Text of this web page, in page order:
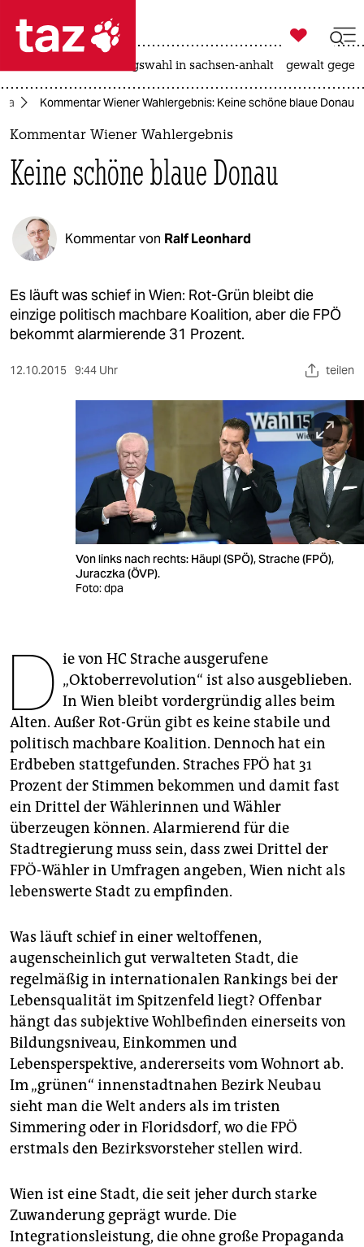
 taz zahl ich
taz zahl ich
politik
öko
gesellschaft
kultur
sport
berlin
veranstaltungen
genossenschaft
epaper login

taz zahl ich
landtagswahl in sachsen-anhalt gewalt
Kommentar Wiener Wahlergebnis: Keine schöne blaue Donau
Kommentar Wiener Wahlergebnis
Keine schöne blaue Donau
Kommentar von Ralf Leonhard
Es läuft was schief in Wien: Rot-Grün bleibt die
einzige politisch machbare Koalition, aber die FPÖ
bekommt alarmierende 31 Prozent.
12.10.2015 9:44 Uhr teilen
Von links nach rechts: Häupl (SPÖ), Strache (FPÖ),
Juraczka (ÖVP).
Foto: dpa
D ie von HC Strache ausgerufene
„Oktoberrevolution“ ist also ausgeblieben.
In Wien bleibt vordergründig alles beim
Alten. Außer Rot-Grün gibt es keine stabile und
politisch machbare Koalition. Dennoch hat ein
Erdbeben stattgefunden. Straches FPÖ hat 31
Prozent der Stimmen bekommen und damit fast
ein Drittel der Wählerinnen und Wähler
überzeugen können. Alarmierend für die
Stadtregierung muss sein, dass zwei Drittel der
FPÖ-Wähler in Umfragen angeben, Wien nicht als
lebenswerte Stadt zu empfinden.
Was läuft schief in einer weltoffenen,
augenscheinlich gut verwalteten Stadt, die
regelmäßig in internationalen Rankings bei der
Lebensqualität im Spitzenfeld liegt? Offenbar
hängt das subjektive Wohlbefinden einerseits von
Bildungsniveau, Einkommen und
Lebensperspektive, andererseits vom Wohnort ab.
Im „grünen“ innenstadtnahen Bezirk Neubau
sieht man die Welt anders als im tristen
Simmering oder in Floridsdorf, wo die FPÖ
erstmals den Bezirksvorsteher stellen wird.
Wien ist eine Stadt, die seit jeher durch starke
Zuwanderung geprägt wurde. Die
Integrationsleistung, die ohne große Propaganda